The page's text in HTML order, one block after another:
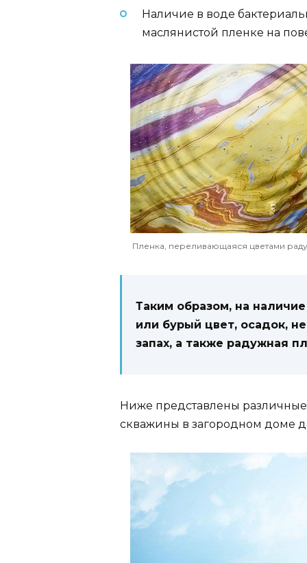
Наличие в воде
маслянистой пленке на
Пленка, переливающаяся цветами
Таким образом, на
или бурый цвет, осадок,
запах, а также радужная
Ниже представлены
скважины в загородном доме